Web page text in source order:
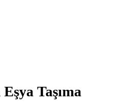
Taşıma